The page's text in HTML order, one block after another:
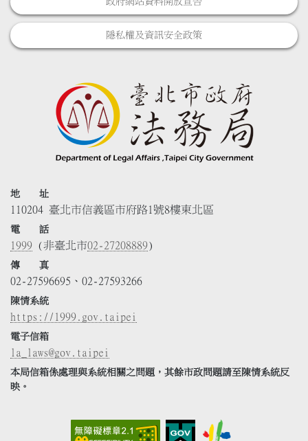
隱私權及資訊安全政策
地 址
110204 臺北市信義區市府路1號8樓東北區
電 話
1999 (非臺北市02-27208889)
傳 真
02-27596695、02-27593266
陳情系統
https://1999.gov.taipei
電子信箱
la_laws@gov.taipei
本局信箱係處理與系統相關之問題，其餘市政問題請至陳情系統反
映。